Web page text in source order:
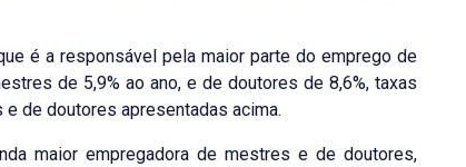
é a responsável pela maior parte do emprego de
de 5,9% ao ano, e de doutores de 8,6%, taxas
de doutores apresentadas acima.
maior empregadora de mestres e de doutores,